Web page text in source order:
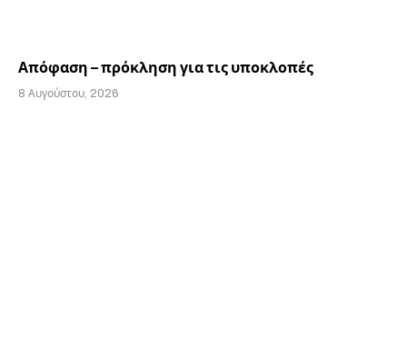
Απόφαση – πρόκληση για τις υποκλοπές
8 Αυγούστου, 2026